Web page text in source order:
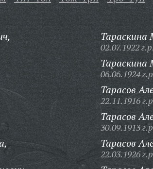
Тараскина
02.07.1922 г.р.
Тараскина
06.06.1924
Тарасов
22.11.1916
Тарасов
30.09.1913
Тарасов
22.03.1926